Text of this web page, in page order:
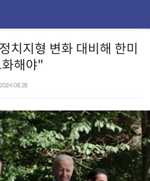
치지형 변화 대비해 한미
해야"